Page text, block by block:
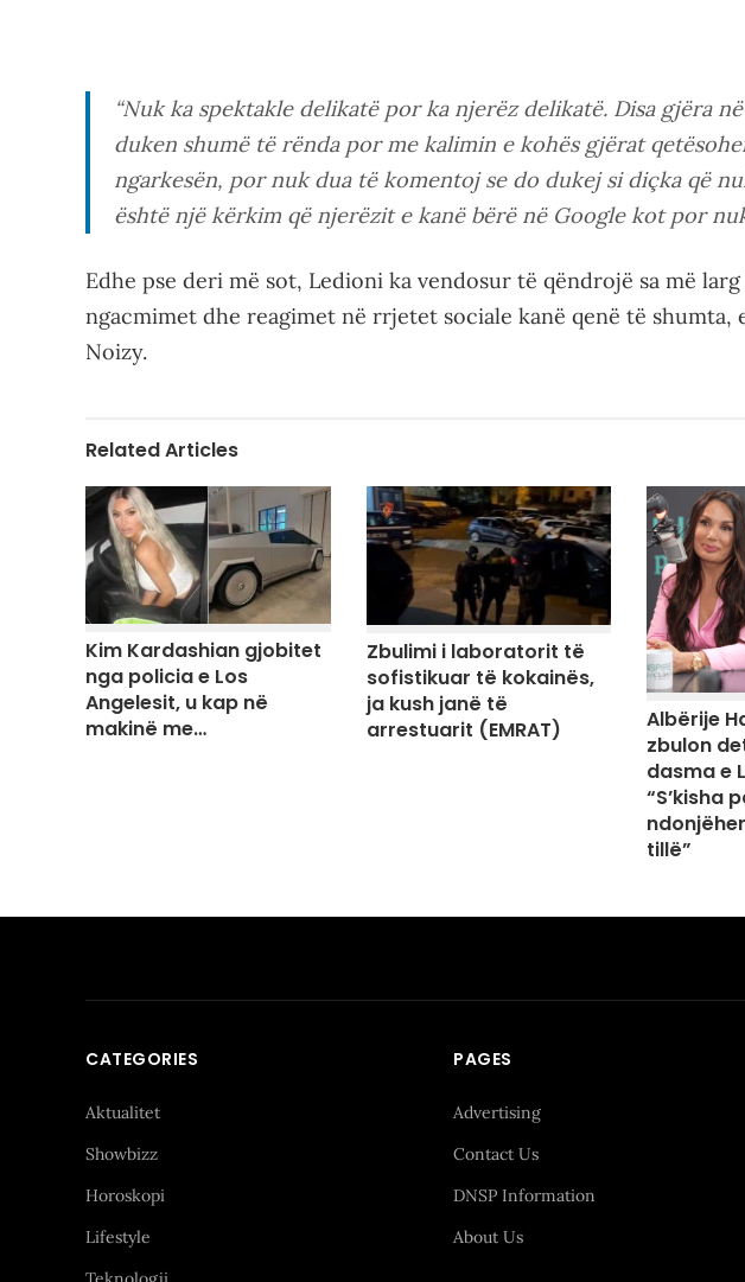
“Nuk ka spektakle delikatë por ka njerëz delikatë. Disa gjëra
duken shumë të rënda por me kalimin e kohës gjërat
ngarkesën, por nuk dua të komentoj se do dukej si diçka që
është një kërkim që njerëzit e kanë bërë në Google kot por nuk
Edhe pse deri më sot, Ledioni ka vendosur të qëndrojë sa më
ngacmimet dhe reagimet në rrjetet sociale kanë qenë të shumta,
Noizy.
Related Articles
Kim Kardashian gjobitet
nga policia e Los
Angelesit, u kap në
makinë me…
Zbulimi i laboratorit të
sofistikuar të kokainës,
ja kush janë të
arrestuarit (EMRAT)
Albërije
zbulon
dasma e
“S’kisha
tillë”
CATEGORIES
Aktualitet
Showbizz
Horoskopi
Lifestyle
PAGES
Advertising
Contact Us
DNSP Information
About Us